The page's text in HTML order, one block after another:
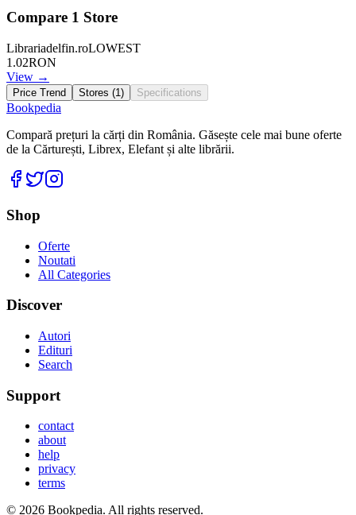
Compare 1 Store
Librariadelfin.roLOWEST
1.02RON
View →
Price Trend Stores (1) Specifications
Bookpedia
Compară prețuri la cărți din România. Găsește cele mai bune oferte
de la Cărturești, Librex, Elefant și alte librării.
Facebook
Twitter
Shop
Oferte
Noutati
All Categories
Discover
Autori
Edituri
Search
Support
contact
about
help
privacy
terms
© 2026 Bookpedia. All rights reserved.